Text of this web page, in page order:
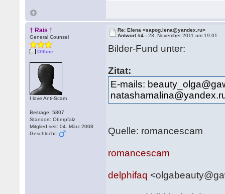
† Rais †
General Counsel
Offline
I love Anti-Scam
Beiträge: 5807
Standort: Oberpfalz
Mitglied seit: 04. März 2008
Geschlecht:
Re: Elena <sapog.lena@yandex.ru>
Antwort #4 -23. November 2011 um 19:01
Bilder-Fund unter:
Zitat:
E-mails:
Quelle: romancescam
romancescam
delphifaq